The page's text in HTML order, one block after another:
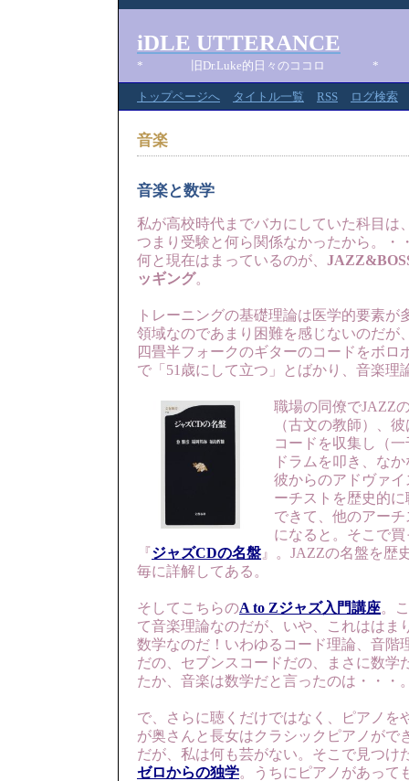
iDLE UTTERANCE
* 旧Dr.Luke的日々のココロ *
トップページへ タイトル一覧 RSS ログ検索
音楽
音楽と数学
私が高校時代までバカにしていた科目は
つまり受験と何ら関係なかったから。・
何と現在はまっているのが、
ッギング。
トレーニングの基礎理論は医学的要素が
領域なのであまり困難を感じないのだが
四畳半フォークのギターのコードをボロ
で「51歳にして立つ」とばかり、音楽理
職場の同僚でJAZZ
（古文の教師）、
コードを収集し（
ドラムを叩き、な
彼からのアドヴァ
ーチストを歴史的
できて、他のアー
になると。そこで
『ジャズCDの名盤 』。JAZZの名盤を歴
毎に詳解してある。
そしてこちらのA to Zジャズ入門講座。
て音楽理論なのだが、いや、これははま
数学なのだ！いわゆるコード理論、音階
だの、セブンスコードだの、まさに数学
たか、音楽は数学だと言ったのは・・・
で、さらに聴くだけではなく、ピアノを
が奥さんと長女はクラシックピアノがで
だが、私は何も芸がない。そこで見つけ
ゼロからの独学。うちにピアノがあって